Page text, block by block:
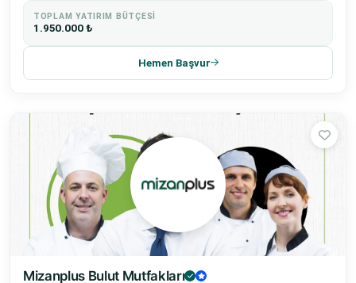
TOPLAM YATIRIM BÜTÇESI
1.950.000 ₺
Hemen Başvur
Mizanplus Bulut Mutfakları